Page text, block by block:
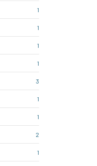
1
1
1
1
3
1
1
2
1